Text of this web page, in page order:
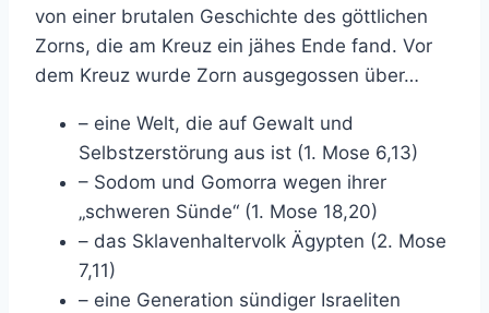
von einer brutalen Geschichte des göttlichen
Zorns, die am Kreuz ein jähes Ende fand. Vor
dem Kreuz wurde Zorn ausgegossen über…
– eine Welt, die auf Gewalt und
Selbstzerstörung aus ist (1. Mose 6,13)
– Sodom und Gomorra wegen ihrer
„schweren Sünde“ (1. Mose 18,20)
– das Sklavenhaltervolk Ägypten (2. Mose
7,11)
– eine Generation sündiger Israeliten